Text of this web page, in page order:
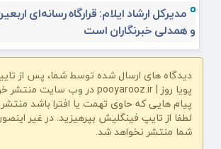
مدیرکل ارشاد ایلام: قرارگاه رسانه‌ای
و همدلی خبرنگاران است
دیدگاه های ارسال شده توسط شما، پس از
پویا روز | pooyarooz.ir در وب سایت منتشر خواهد شد
پیام هایی که حاوی تهمت یا افترا باشد
لطفا از تایپ فینگلیش بپرهیزید. در غیر
شما منتشر نخواهد شد.